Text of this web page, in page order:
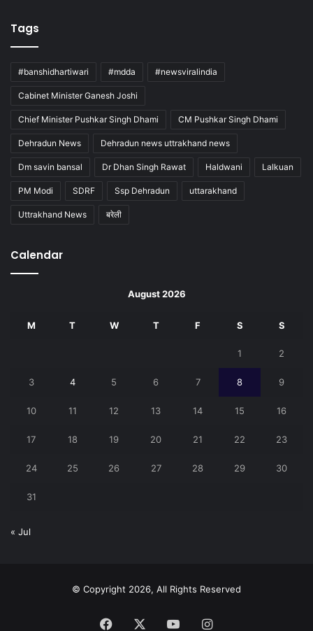
Tags
#banshidhartiwari #mdda #newsviralindia
Cabinet Minister Ganesh Joshi
Chief Minister Pushkar Singh Dhami CM Pushkar Singh Dhami
Dehradun News Dehradun news uttrakhand news
Dm savin bansal Dr Dhan Singh Rawat Haldwani Lalkuan
PM Modi SDRF Ssp Dehradun uttarakhand
Uttrakhand News बरेली
Calendar
August 2026
M T W T F S S
1 2
3 4 5 6 7 8 9
10 11 12 13 14 15 16
17 18 19 20 21 22 23
24 25 26 27 28 29 30
31
« Jul
© Copyright 2026, All Rights Reserved
Facebook YouTubeInstagram